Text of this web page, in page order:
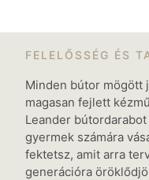
FELELŐSSÉG ÉS
Minden bútor mögött
magasan fejlett
Leander
gyermek számára
fektetsz, amit arra
generációra